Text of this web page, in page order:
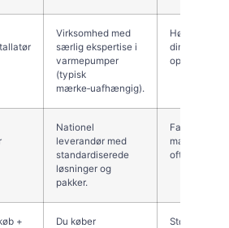
Virksomhed med
særlig ekspertise i
varmepumper
(typisk
mærke‑uafhængig).
Høj
optimering.
Nationel
leverandør med
standardiserede
løsninger og
pakker.
Fast pris,
ofte kort
+
Du køber
Større